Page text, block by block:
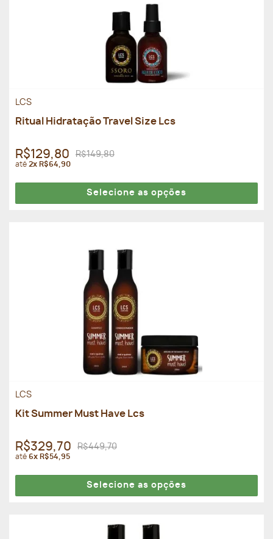
LCS
Ritual Hidratação Travel Size Lcs
R$129,80 R$149,80
até2x R$64,90
Selecione as opções
LCS
Kit Summer Must Have Lcs
R$329,70 R$449,70
até6x R$54,95
Selecione as opções